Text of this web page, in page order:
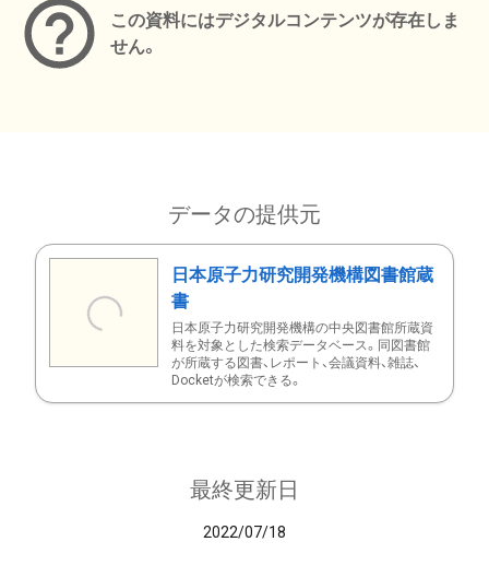
この資料にはデジタルコンテンツが存在しま
せん。
データの提供元
日本原子力研究開発機構図書館蔵
書
日本原子力研究開発機構の中央図書館所蔵資
料を対象とした検索データベース。同図書館
が所蔵する図書、レポート、会議資料、雑誌、
Docketが検索できる。
最終更新日
2022/07/18